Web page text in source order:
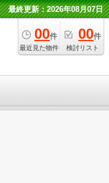
最終更新：2026年08月07日
00件
最近見た物件
00件
検討リスト